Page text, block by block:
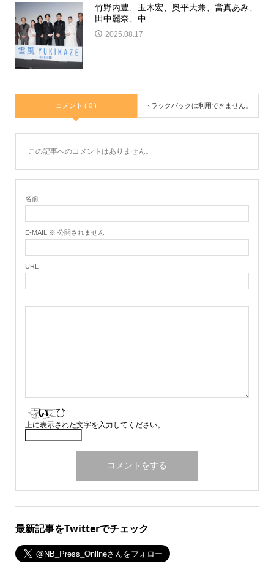
竹野内豊、玉木宏、奥平大兼、當真あみ、
田中麗奈、中...
2025.08.17
コメント ( 0 ) トラックバックは利用できません。
この記事へのコメントはありません。
名前
E-MAIL ※ 公開されません
URL
上に表示された文字を入力してください。
最新記事をTwitterでチェック